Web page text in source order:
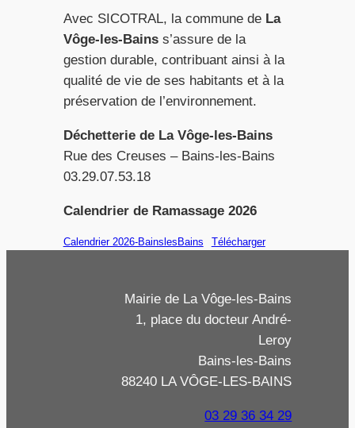
Avec SICOTRAL, la commune de La
Vôge-les-Bainss’assure de la
gestion durable, contribuant ainsi à la
qualité de vie de ses habitants et à la
préservation de l’environnement.
Déchetterie de La Vôge-les-Bains
Rue des Creuses – Bains-les-Bains
03.29.07.53.18
Calendrier de Ramassage 2026
Calendrier 2026-BainslesBains Télécharger
Mairie de La Vôge-les-Bains
1, place du docteur André-
Leroy
Bains-les-Bains
88240 LA VÔGE-LES-BAINS
03 29 36 34 29